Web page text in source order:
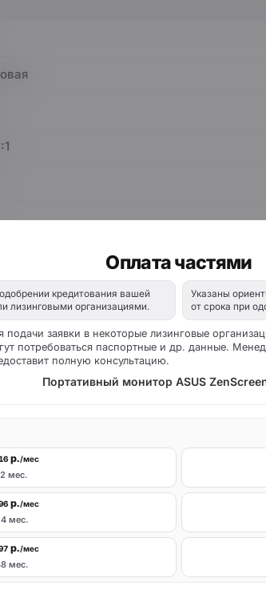
Оплата частями
кредитования вашей
лизинговыми организациями.
Указаны
от срока при
подачи заявки в некоторые лизинговые
потребоваться паспортные и др. данные.
полную консультацию.
Портативный монитор ASUS
р./мес
мес.
р./мес
мес.
р./мес
мес.